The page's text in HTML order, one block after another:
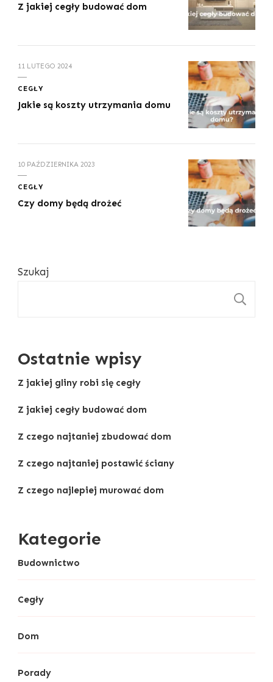
Z jakiej cegły budować dom
11 LUTEGO 2024
CEGŁY
Jakie są koszty utrzymania domu
10 PAŹDZIERNIKA 2023
CEGŁY
Czy domy będą drożeć
Szukaj
Ostatnie wpisy
Z jakiej gliny robi się cegły
Z jakiej cegły budować dom
Z czego najtaniej zbudować dom
Z czego najtaniej postawić ściany
Z czego najlepiej murować dom
Kategorie
Budownictwo
Cegły
Dom
Porady